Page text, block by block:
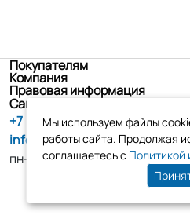
Покупателям
Компания
Правовая информация
Санкт-Петербург, ул.
+7 (800) 555-86-90
info@tk-elko.ru
пн-пт, 10:00 - 18:00
Мы используем файлы
работы сайта. Продолжая
соглашаетесь с Политикой